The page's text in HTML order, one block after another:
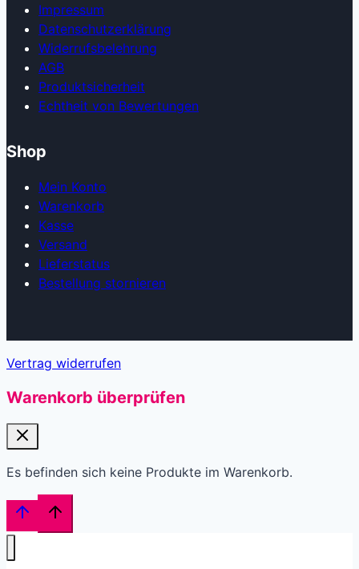
Impressum
Datenschutzerklärung
Widerrufsbelehrung
AGB
Produkt­sicherheit
Echtheit von Bewertungen
Shop
Mein Konto
Warenkorb
Kasse
Versand
Lieferstatus
Bestellung stornieren
Vertrag widerrufen
Warenkorb überprüfen
Es befinden sich keine Produkte im Warenkorb.